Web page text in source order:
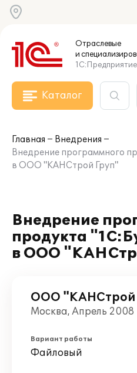
Отраслевые
и
1С:Предприятие
Каталог
Главная
Внедрения
Внедрение программного
в ООО "КАНСтрой Груп"
Внедрение
продукта
в ООО
ООО "КАНСтрой
Москва, Апрель 2008
Вариант работы
Файловый